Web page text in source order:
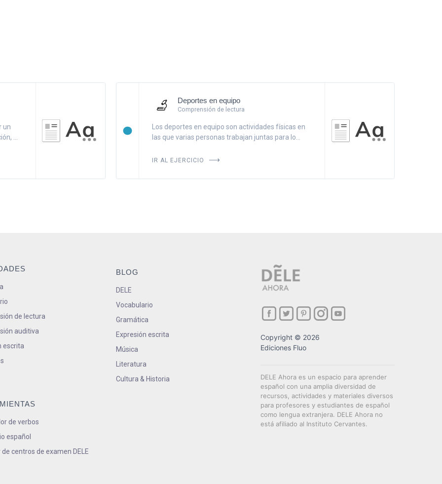
un
...
Deportes en equipo
Comprensión de lectura
Los deportes en equipo son actividades físicas en
las que varias personas trabajan juntas para lo...
IR AL EJERCICIO
de lectura
auditiva
escrita
de verbos
español
de centros de examen DELE
BLOG
DELE
Vocabulario
Gramática
Expresión escrita
Música
Literatura
Cultura & Historia
Copyright © 2026
Ediciones Fluo
DELE Ahora es un espacio para aprender
español con una amplia diversidad de
recursos, actividades y materiales diversos
para profesores y estudiantes de español
como lengua extranjera. DELE Ahora no
está afiliado al Instituto Cervantes.